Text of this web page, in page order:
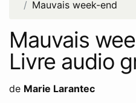
Mauvais week-end
Mauvais
Livre audio
de Marie Larantec